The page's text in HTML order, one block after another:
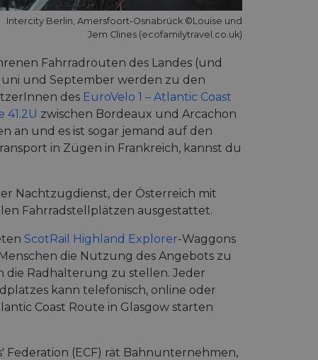
Intercity Berlin, Amersfoort-Osnabrück ©Louise und
Jem Clines (ecofamilytravel.co.uk)
Fahrradrouten des Landes (und
und September werden zu den
des EuroVelo 1 – Atlantic Coast
41.2U zwischen Bordeaux und Arcachon
an und es ist sogar jemand auf den
in Zügen in Frankreich, kannst du
Nachtzugdienst, der Österreich mit
Fahrradstellplätzen ausgestattet.
ScotRail Highland Explorer-Waggons
die Nutzung des Angebots zu
die Radhalterung zu stellen. Jeder
kann telefonisch, online oder
Coast Route in Glasgow starten
Federation (ECF) rät Bahnunternehmen,